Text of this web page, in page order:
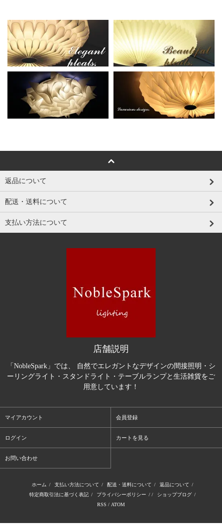
返品について
配送・送料について
支払い方法について
店舗説明
「NobleSpark」では、 自然でエレガントなデザインの間接照明・シ
ーリングライト・スタンドライト・テーブルランプと生活雑貨をご
用意しています！
マイアカウント 会員登録
ログイン カートを見る
お問い合わせ
ホーム / 支払い方法について / 配送・送料について / 返品について /
特定商取引法に基づく表記 / プライバシーポリシー / / ショップブログ /
RSS / ATOM